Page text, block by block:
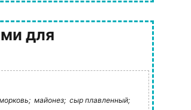
для
майонез; сыр плавленный;